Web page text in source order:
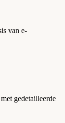
van e-
gedetailleerde